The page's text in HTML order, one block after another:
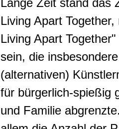
Lange Zeit stand das
Living Apart
Living Apart
sein, die
(alternativen)
für bürgerlich-spießig
und Familie